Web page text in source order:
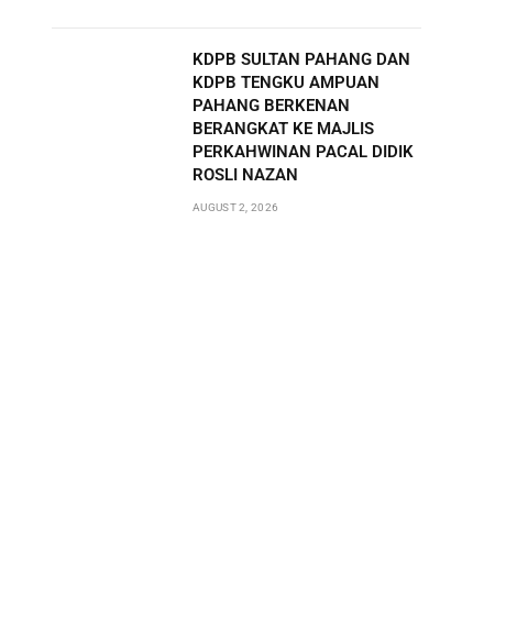
KDPB SULTAN PAHANG DAN
KDPB TENGKU AMPUAN
PAHANG BERKENAN
BERANGKAT KE MAJLIS
PERKAHWINAN PACAL DIDIK
ROSLI NAZAN
AUGUST 2, 2026